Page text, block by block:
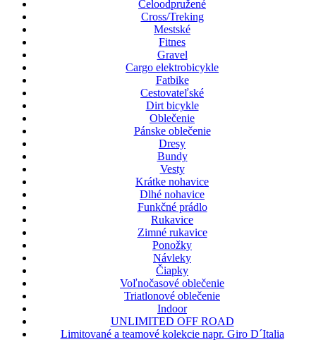
Celoodpružené
Cross/Treking
Mestské
Fitnes
Gravel
Cargo elektrobicykle
Fatbike
Cestovateľské
Dirt bicykle
Oblečenie
Pánske oblečenie
Dresy
Bundy
Vesty
Krátke nohavice
Dlhé nohavice
Funkčné prádlo
Rukavice
Zimné rukavice
Ponožky
Návleky
Čiapky
Voľnočasové oblečenie
Triatlonové oblečenie
Indoor
UNLIMITED OFF ROAD
Limitované a teamové kolekcie napr. Giro D´Italia